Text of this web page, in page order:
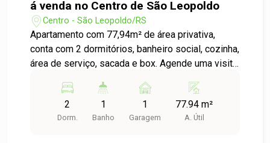
á venda no Centro de São Leopoldo
Centro - São Leopoldo/RS
Apartamento com 77,94m² de área privativa,
conta com 2 dormitórios, banheiro social, cozinha,
área de serviço, sacada e box. Agende uma visita
2
Dorm.
1
Banho
1
Garagem
77.94 m²
A. Útil